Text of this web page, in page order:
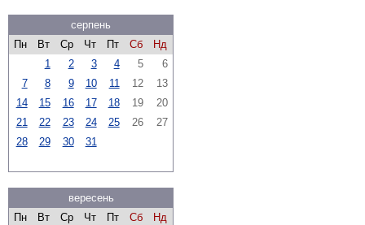
серпень
Пн
Вт Ср Чт Пт Сб
Нд
1
2 3 4 5
6
7
8 9 10 11 12
13
14
15 16 17 18 19
20
21
22 23 24 25 26
27
28
29 30 31
вересень
Пн
Вт Ср Чт Пт Сб
Нд